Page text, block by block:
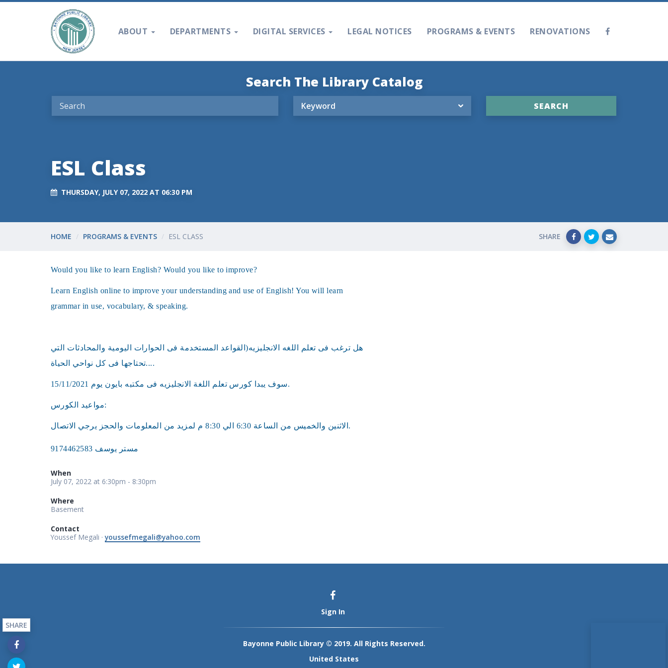
ABOUT DEPARTMENTS DIGITAL SERVICES LEGAL NOTICES PROGRAMS & EVENTS RENOVATIONS
Search The Library Catalog
ESL Class
THURSDAY, JULY 07, 2022 AT 06:30 PM
HOME PROGRAMS & EVENTS ESL CLASS SHARE
Would you like to learn English? Would you like to improve?
Learn English online to improve your understanding and use of English! You will learn
grammar in use, vocabulary, & speaking.
هل ترغب فى تعلم اللغه الانجليزيه(القواعد المستخدمة فى الحوارات اليومية والمحادثات التي
تحتاجها فى كل نواحي الحياة....
سوف يبدا كورس تعلم اللغة الانجليزيه فى مكتبه بايون يوم 15/11/2021.
مواعيد الكورس:
الاثنين والخميس من الساعة 6:30 الي 8:30 م لمزيد من المعلومات والحجز يرجي الاتصال.
مستر يوسف 9174462583
When
July 07, 2022 at 6:30pm - 8:30pm
Where
Basement
Contact
Youssef Megali ·youssefmegali@yahoo.com
Sign In
Bayonne Public Library © 2019. All Rights Reserved.
United States
SHARE